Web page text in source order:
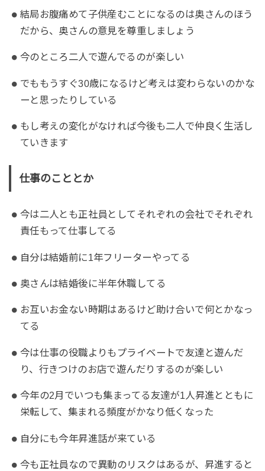
結局お腹痛めて子供産むことになるのは奥さんのほう
だから、奥さんの意見を尊重しましょう
今のところ二人で遊んでるのが楽しい
でももうすぐ30歳になるけど考えは変わらないのかな
ーと思ったりしている
もし考えの変化がなければ今後も二人で仲良く生活し
ていきます
仕事のこととか
今は二人とも正社員としてそれぞれの会社でそれぞれ
責任もって仕事してる
自分は結婚前に1年フリーターやってる
奥さんは結婚後に半年休職してる
お互いお金ない時期はあるけど助け合いで何とかなっ
てる
今は仕事の役職よりもプライベートで友達と遊んだ
り、行きつけのお店で遊んだりするのが楽しい
今年の2月でいつも集まってる友達が1人昇進とともに
栄転して、集まれる頻度がかなり低くなった
自分にも今年昇進話が来ている
今も正社員なので異動のリスクはあるが、昇進すると